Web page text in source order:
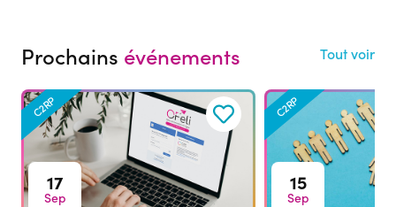
Prochains événements Tout voir
17
Sep
C2RP
15
Sep
C2RP